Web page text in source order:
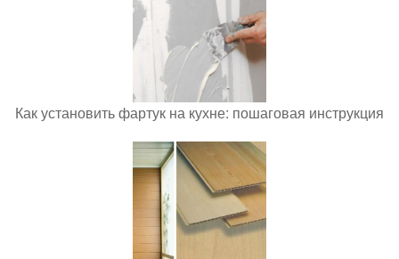
Как установить фартук на кухне: пошаговая инструкция